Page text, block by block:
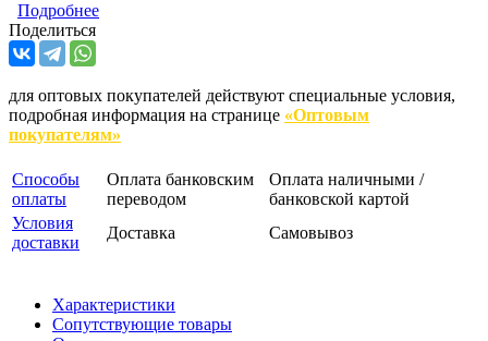
Подробнее
Поделиться
для оптовых покупателей действуют специальные условия,
подробная информация на странице «Оптовым
покупателям»
Способы
оплаты
Оплата банковским
переводом
Оплата наличными /
банковской картой
Условия
доставки
Доставка Самовывоз
Характеристики
Сопутствующие товары